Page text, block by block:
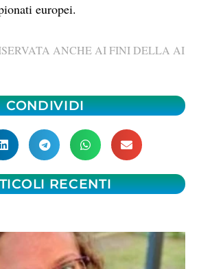
europei.
ANCHE AI FINI DELLA AI
CONDIVIDI
RECENTI